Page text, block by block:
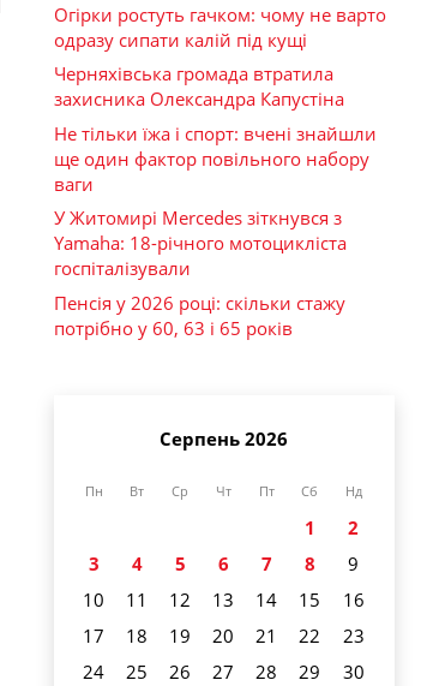
Огірки ростуть гачком: чому не варто
одразу сипати калій під кущі
Черняхівська громада втратила
захисника Олександра Капустіна
Не тільки їжа і спорт: вчені знайшли
ще один фактор повільного набору
ваги
У Житомирі Mercedes зіткнувся з
Yamaha: 18-річного мотоцикліста
госпіталізували
Пенсія у 2026 році: скільки стажу
потрібно у 60, 63 і 65 років
Серпень 2026
Пн Вт Ср Чт Пт Сб Нд
1
2
3
4 5 6 7 8
9
10
11 12 13 14 15
16
17
18 19 20 21 22
23
24
25 26 27 28 29
30